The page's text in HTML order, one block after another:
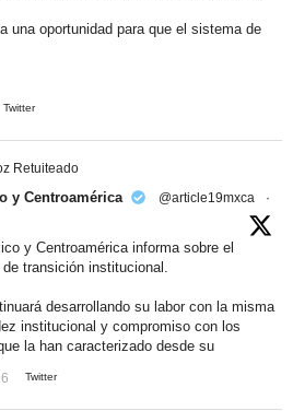
una oportunidad para que el sistema de
Twitter
Retuiteado
y Centroamérica @article19mxca
·
y Centroamérica informa sobre el
transición institucional.
desarrollando su labor con la misma
institucional y compromiso con los
la han caracterizado desde su
Twitter